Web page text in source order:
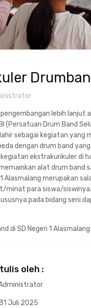
lebih lanjut
(Persatuan Drum Band
lahir sebagai kegiatan
dengan drum band
ekstrakurikuler di
alat drum band
Alasmalang merupakan
minat para siswa/
pada bidang seni
di SD Negeri 1
oleh :
31 Juli 2025